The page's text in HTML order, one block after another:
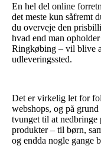
En hel del online
det meste kun såfremt
du overveje den
hvad end man
Ringkøbing – vil blive
udleveringssted.
Det er virkelig let for
webshops, og på
tvunget til at nedbringe
produkter – til børn,
og endda nogle gange